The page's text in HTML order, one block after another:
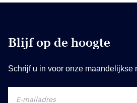
Blijf op de hoogte
Schrijf u in voor onze maandelijkse